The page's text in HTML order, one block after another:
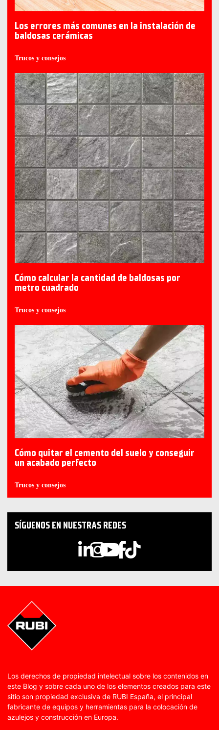
Los errores más comunes en la instalación de
baldosas cerámicas
Trucos y consejos
Cómo calcular la cantidad de baldosas por
metro cuadrado
Trucos y consejos
Cómo quitar el cemento del suelo y conseguir
un acabado perfecto
Trucos y consejos
SÍGUENOS EN NUESTRAS REDES
Los derechos de propiedad intelectual sobre los contenidos en
este Blog y sobre cada uno de los elementos creados para este
sitio son propiedad exclusiva de RUBI España, el principal
fabricante de equipos y herramientas para la colocación de
azulejos y construcción en Europa.